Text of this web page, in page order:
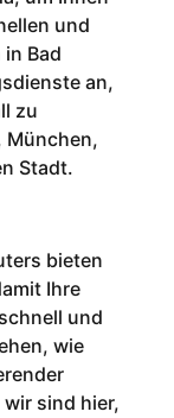
und
Bad
an,
zu
München,
Stadt.
bieten
Ihre
und
wie
sind hier,